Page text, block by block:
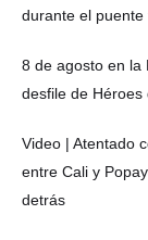
durante el puente
8 de agosto en la
desfile de Héroes
Video | Atentado
entre Cali y
detrás